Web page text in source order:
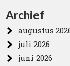
Archief
augustus
juli 2026
juni 2026